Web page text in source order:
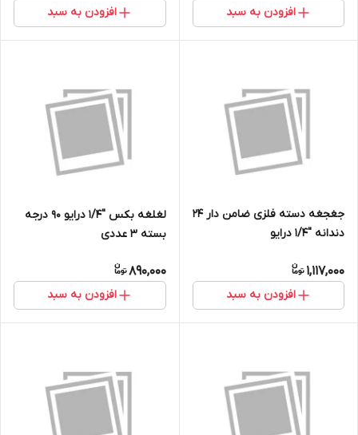
افزودن به سبد افزودن به سبد
جغجغه دسته فلزی ضامن دار 24
دندانه ''1/4 درایو
1,117,000
افزودن به سبد
لغلغه بکس ''1/4 درایو 90 درجه
بسته 3 عددی
890,000
افزودن به سبد